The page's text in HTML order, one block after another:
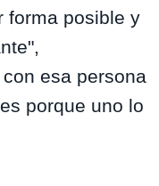
forma posible y
esa persona
porque uno lo